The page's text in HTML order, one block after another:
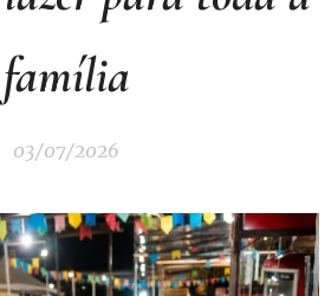
família
03/07/2026